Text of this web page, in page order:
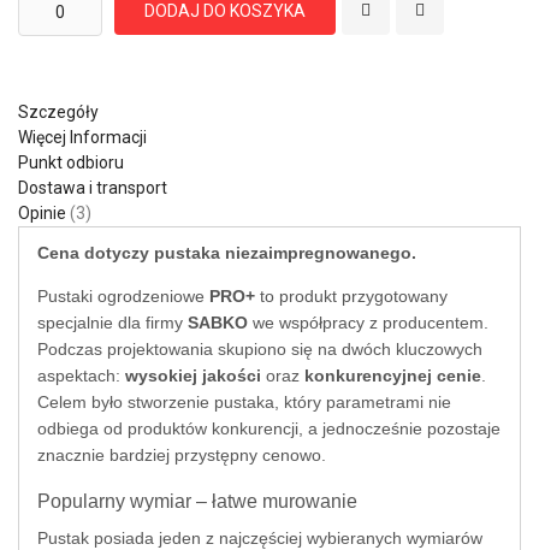
DODAJ DO KOSZYKA
Szczegóły
Więcej Informacji
Punkt odbioru
Dostawa i transport
Opinie
3
Cena dotyczy pustaka niezaimpregnowanego.
Pustaki ogrodzeniowe PRO+ to produkt przygotowany
specjalnie dla firmy SABKO we współpracy z producentem.
Podczas projektowania skupiono się na dwóch kluczowych
aspektach: wysokiej jakości oraz konkurencyjnej cenie
Celem było stworzenie pustaka, który parametrami nie
odbiega od produktów konkurencji, a jednocześnie pozostaje
znacznie bardziej przystępny cenowo.
Popularny wymiar – łatwe murowanie
Pustak posiada jeden z najczęściej wybieranych wymiarów